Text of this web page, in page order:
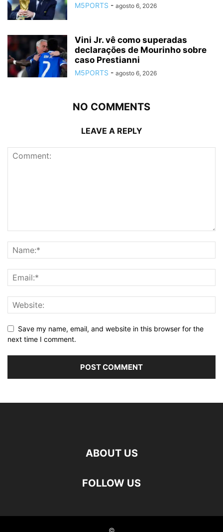
M5PORTS - agosto 6, 2026
Vini Jr. vê como superadas
declarações de Mourinho sobre
caso Prestianni
M5PORTS - agosto 6, 2026
NO COMMENTS
LEAVE A REPLY
Save my name, email, and website in this browser for the
next time I comment.
ABOUT US
FOLLOW US
©